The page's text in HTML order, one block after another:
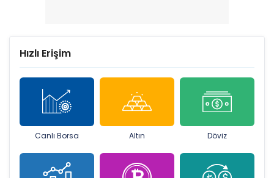
Hızlı Erişim
Canlı Borsa Altın Döviz